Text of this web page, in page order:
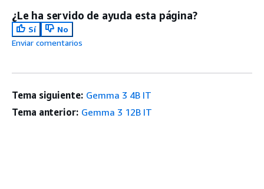
¿Le ha servido de ayuda esta página?
Sí
No
Enviar comentarios
Tema siguiente: Gemma 3 4B IT
Tema anterior: Gemma 3 12B IT